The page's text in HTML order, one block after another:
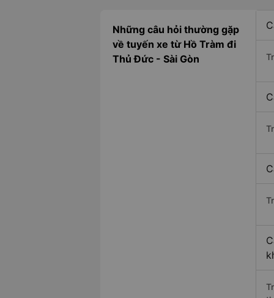
Những câu hỏi thường gặp
về tuyến xe từ Hồ Tràm đi
Thủ Đức - Sài Gòn